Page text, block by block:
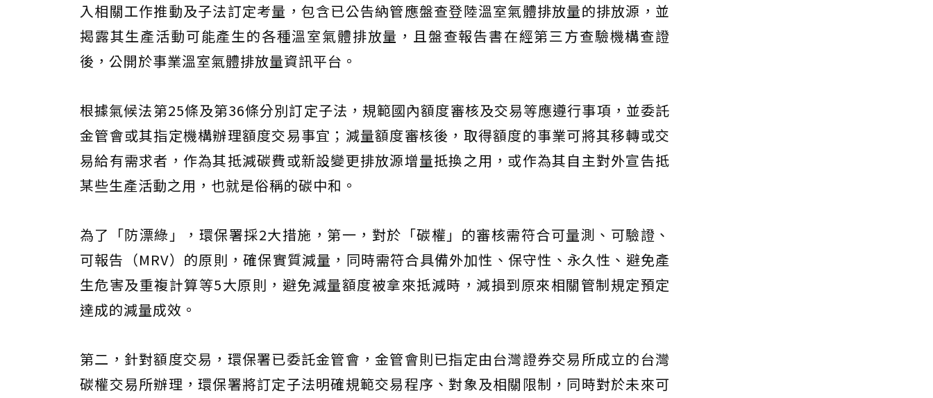
入相關工作推動及子法訂定考量，包含已公告納管應盤查登陸溫室氣體排放量的排放源，並
揭露其生產活動可能產生的各種溫室氣體排放量，且盤查報告書在經第三方查驗機構查證
後，公開於事業溫室氣體排放量資訊平台。
根據氣候法第25條及第36條分別訂定子法，規範國內額度審核及交易等應遵行事項，並委託
金管會或其指定機構辦理額度交易事宜；減量額度審核後，取得額度的事業可將其移轉或交
易給有需求者，作為其抵減碳費或新設變更排放源增量抵換之用，或作為其自主對外宣告抵
某些生產活動之用，也就是俗稱的碳中和。
為了「防漂綠」，環保署採2大措施，第一，對於「碳權」的審核需符合可量測、可驗證、
可報告（MRV）的原則，確保實質減量，同時需符合具備外加性、保守性、永久性、避免產
生危害及重複計算等5大原則，避免減量額度被拿來抵減時，減損到原來相關管制規定預定
達成的減量成效。
第二，針對額度交易，環保署已委託金管會，金管會則已指定由台灣證券交易所成立的台灣
碳權交易所辦理，環保署將訂定子法明確規範交易程序、對象及相關限制，同時對於未來可